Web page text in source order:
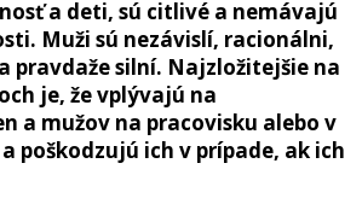
a deti, sú citlivé a nemávajú
Muži sú nezávislí, racionálni,
pravdaže silní. Najzložitejšie na
je, že vplývajú na
a mužov na pracovisku alebo v
poškodzujú ich v prípade, ak ich